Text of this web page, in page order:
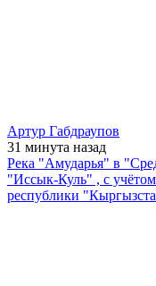
Артур Габдраупов
31 минута назад
Река "Амударья" в
"Иссык-Куль" , с
республики